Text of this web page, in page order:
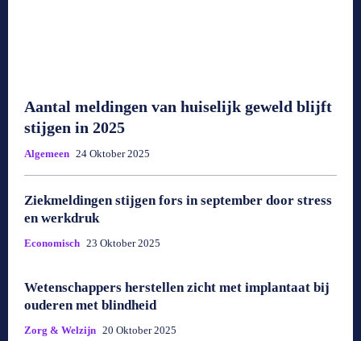
Aantal meldingen van huiselijk geweld blijft
stijgen in 2025
Algemeen 24 Oktober 2025
Ziekmeldingen stijgen fors in september door stress
en werkdruk
Economisch 23 Oktober 2025
Wetenschappers herstellen zicht met implantaat bij
ouderen met blindheid
Zorg & Welzijn 20 Oktober 2025